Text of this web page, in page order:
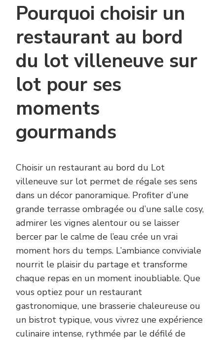
Pourquoi choisir un
restaurant au bord
du lot villeneuve sur
lot pour ses
moments
gourmands
Choisir un restaurant au bord du Lot
villeneuve sur lot permet de régale ses sens
dans un décor panoramique. Profiter d’une
grande terrasse ombragée ou d’une salle cosy,
admirer les vignes alentour ou se laisser
bercer par le calme de l’eau crée un vrai
moment hors du temps. L’ambiance conviviale
nourrit le plaisir du partage et transforme
chaque repas en un moment inoubliable. Que
vous optiez pour un restaurant
gastronomique, une brasserie chaleureuse ou
un bistrot typique, vous vivrez une expérience
culinaire intense, rythmée par le défilé de